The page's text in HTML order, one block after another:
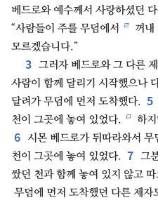
베드로와 예수께서 사랑하셨던 다
“사람들이 주를 무덤에서 ㄹ 꺼내
모르겠습니다.”
3 그러자 베드로와 그 다른
사람이 함께 달리기 시작했으나
달려가 무덤에 먼저 도착했다. 5
천이 그곳에 놓여 있었다. ㅁ 하
6 시몬 베드로가 뒤따라와서
천이 그곳에 놓여 있었다. 7 그
쌌던 천과 함께 놓여 있지 않고
무덤에 먼저 도착했던 다른 제